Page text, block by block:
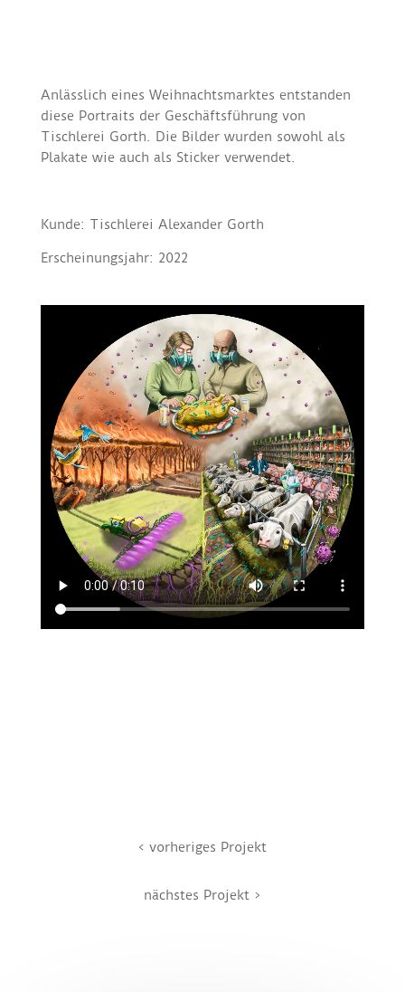
Anlässlich eines Weihnachtsmarktes entstanden
diese Portraits der Geschäftsführung von
Tischlerei Gorth. Die Bilder wurden sowohl als
Plakate wie auch als Sticker verwendet.
Kunde: Tischlerei Alexander Gorth
Erscheinungsjahr: 2022
< vorheriges Projekt
nächstes Projekt >